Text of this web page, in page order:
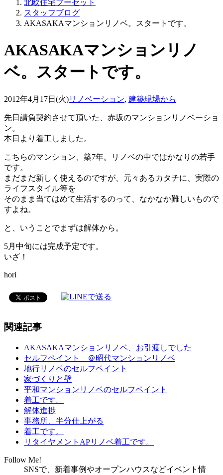
北欧住宅フーセット
スタッフブログ
AKASAKAマンションリノベ。スタートです。
AKASAKAマンションリノ
ベ。スタートです。
2012年4月17日(火)リノベーション, 建築現場から
先日請負契約させて頂いた、赤坂のマンションリノベーショ
ン。
本日より着工しました。
こちらのマンション、築7年。リノベの中ではかなりの若手
です。
まだまだ新しく使えるのですが、元々あるカタチに、実際の
ライフスタイル等を
そのまま当てはめて生活するのって、なかなか難しいもので
すよね。
と、いうことでまずは解体から。
5月中旬には完成予定です。
いざ！
hori
関連記事
AKASAKAマンションリノベ、お引渡しでした
セルフペイント ＠昭代マンションリノベ
地行リノベのセルフペイント
家づくりと壁
平和マンションリノベのセルフペイント
着工です。
解体進捗
事務所、半分仕上がる
着工です。
リタイヤメントAPリノベ着工です。
Follow Me!
SNSで、新着事例やオープンハウスなどイベント情